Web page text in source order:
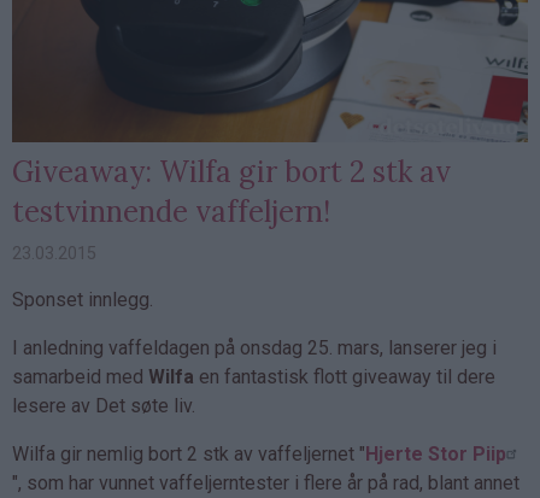
Giveaway: Wilfa gir bort 2 stk av
testvinnende vaffeljern!
23.03.2015
Sponset innlegg.
I anledning vaffeldagen på onsdag 25. mars, lanserer jeg i
samarbeid med Wilfa en fantastisk flott giveaway til dere
lesere av Det søte liv.
Wilfa gir nemlig bort 2 stk av vaffeljernet "Hjerte Stor Piip
", som har vunnet vaffeljerntester i flere år på rad, blant annet